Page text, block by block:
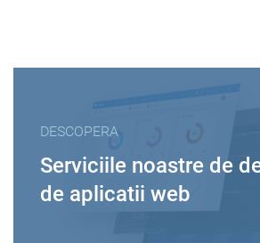
DESCOPERA
Serviciile noastre de
de aplicatii web